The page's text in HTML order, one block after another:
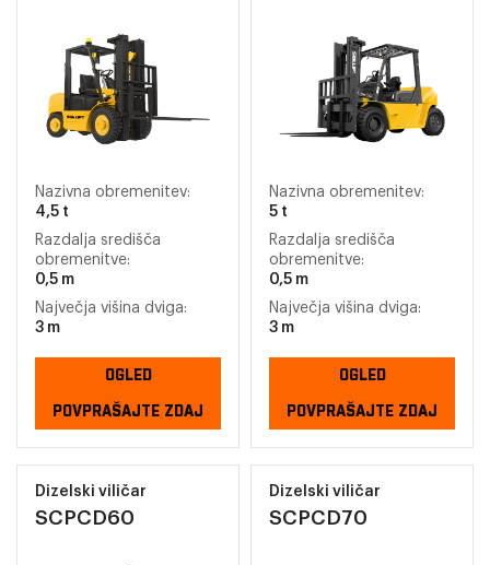
Nazivna obremenitev:
4,5 t
Razdalja središča
obremenitve:
0,5 m
Največja višina dviga:
3 m
OGLED
POVPRAŠAJTE ZDAJ
Nazivna obremenitev:
5 t
Razdalja središča
obremenitve:
0,5 m
Največja višina dviga:
3 m
OGLED
POVPRAŠAJTE ZDAJ
Dizelski viličar
SCPCD60
Dizelski viličar
SCPCD70